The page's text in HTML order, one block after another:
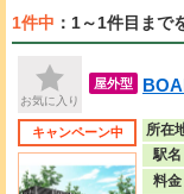
1件中 ：1～1件目まで
お気に入り
屋外型
キャンペーン中 所在
駅名
料金